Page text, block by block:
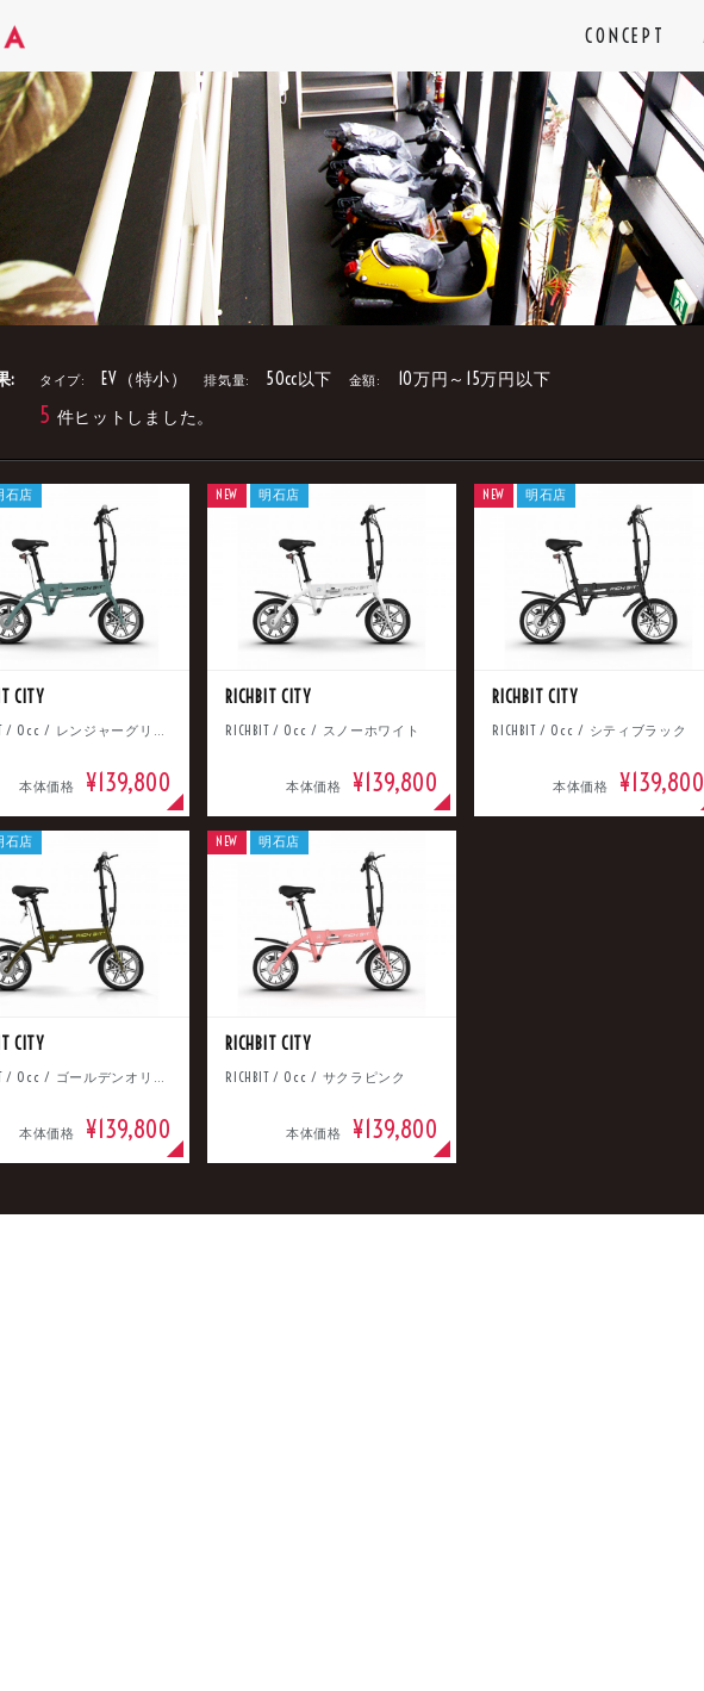
CONCEPT
: タイプ: EV（特小） 排気量: 50cc以下 金額: 10万円～15万円以下
5 件ヒットしました。
CITY
RICHBIT / 0cc / レンジャーグリーン
本体価格 ¥139,800
石店
RICHBIT CITY
RICHBIT / 0cc / スノーホワイト
本体価格 ¥139,800
NEW 明石店
RICHBIT CITY
RICHBIT / 0cc / シティブラック
本体価格 ¥139,800
NEW 明石店
CITY
RICHBIT / 0cc / ゴールデンオリーブ
本体価格 ¥139,800
石店
RICHBIT CITY
RICHBIT / 0cc / サクラピンク
本体価格 ¥139,800
NEW 明石店
中古車 明石店
タイプ
排気量
価格